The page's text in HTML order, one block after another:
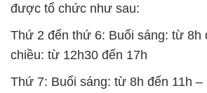
được tổ chức như sau:
Thứ 2 đến thứ 6: Buổi sáng: từ 8h
chiều: từ 12h30 đến 17h
Thứ 7: Buổi sáng: từ 8h đến 11h